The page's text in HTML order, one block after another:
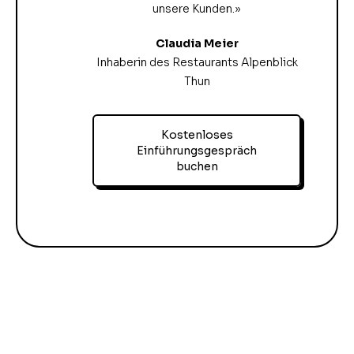
unsere Kunden.»
Claudia Meier
Inhaberin des Restaurants Alpenblick
Thun
Kostenloses
Einführungsgespräch
buchen